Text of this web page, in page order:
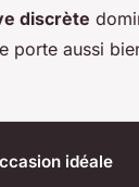
discrète
porte aussi
idéale